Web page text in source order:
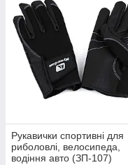
Рукавички спортивні для
риболовлі, велосипеда,
водіння авто (ЗП-107)